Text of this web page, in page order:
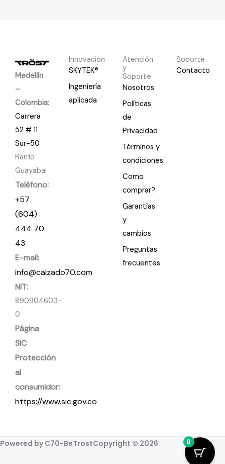
Medellín
–
Colombia:
Carrera
52 # 11
Sur-50
Barrio
Guayabal
Teléfono:
+57
(604)
444 70
43
E-mail:
info@calzado70.com
NIT:
890904603-
0
Página
SIC
Protección
al
consumidor:
https://www.sic.gov.co
Innovación
SKYTEK®
Ingeniería
aplicada
Atención
y
Soporte
Nosotros
Políticas
de
Privacidad
Términos y
condiciones
Como
comprar?
Garantías
y
cambios
Preguntas
frecuentes
Soporte
Contacto
Powered by C70-BeTrostCopyright © 2026 0